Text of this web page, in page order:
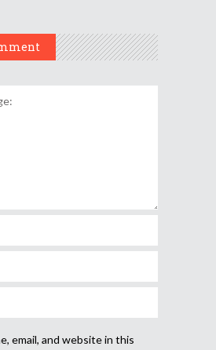
email, and website in this